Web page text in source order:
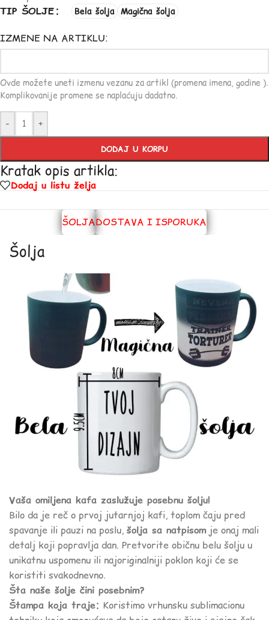
TIP ŠOLJE
Bela šolja Magična šolja
IZMENE NA ARTIKLU:
Ovde možete uneti izmenu vezanu za artikl (promena imena, godine ).
Komplikovanije promene se naplaćuju dadatno.
- +
DODAJ U KORPU
Kratak opis artikla:
Dodaj u listu želja
ŠOLJADOSTAVA I ISPORUKA
Šolja
Vaša omiljena kafa zaslužuje posebnu šolju!
Bilo da je reč o prvoj jutarnjoj kafi, toplom čaju pred
spavanje ili pauzi na poslu, šolja sa natpisomje onaj mali
detalj koji popravlja dan. Pretvorite običnu belu šolju u
unikatnu uspomenu ili najoriginalniji poklon koji će se
koristiti svakodnevno.
Šta naše šolje čini posebnim?
Štampa koja traje: Koristimo vrhunsku sublimacionu